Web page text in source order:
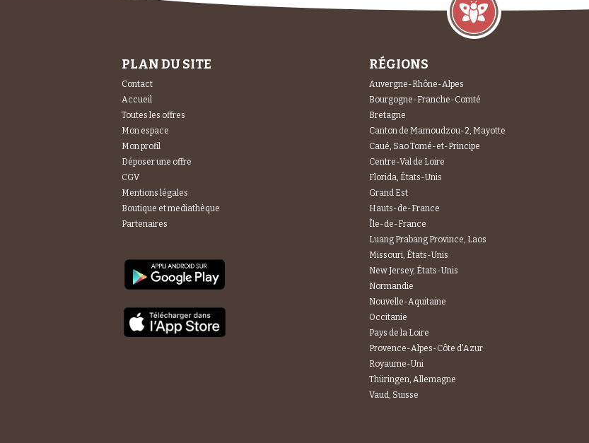
PLAN DU SITE
Contact
Accueil
Toutes les offres
Mon espace
Mon profil
Déposer une offre
CGV
Mentions légales
Boutique et mediathèque
Partenaires
RÉGIONS
Auvergne-Rhône-Alpes
Bourgogne-Franche-Comté
Bretagne
Canton de Mamoudzou-2, Mayotte
Caué, Sao Tomé-et-Principe
Centre-Val de Loire
Florida, États-Unis
Grand Est
Hauts-de-France
Île-de-France
Luang Prabang Province, Laos
Missouri, États-Unis
New Jersey, États-Unis
Normandie
Nouvelle-Aquitaine
Occitanie
Pays de la Loire
Provence-Alpes-Côte d'Azur
Royaume-Uni
Thüringen, Allemagne
Vaud, Suisse